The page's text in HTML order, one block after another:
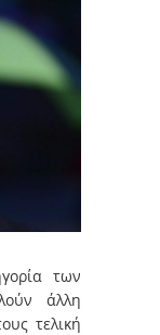
των
άλλη
τελική